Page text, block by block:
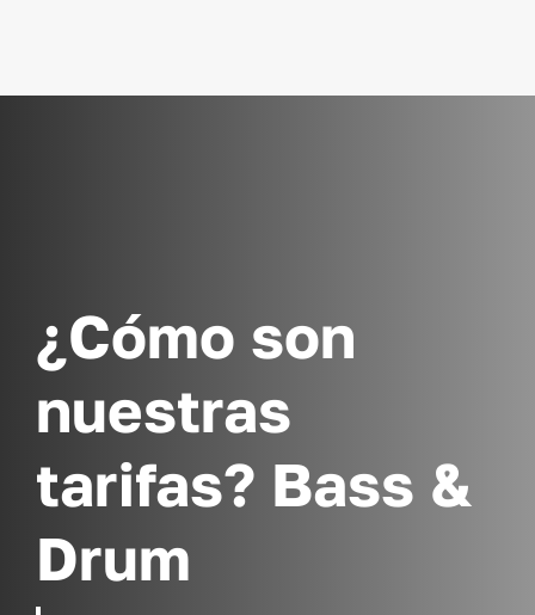
¿Cómo son
nuestras
tarifas? Bass &
Drum